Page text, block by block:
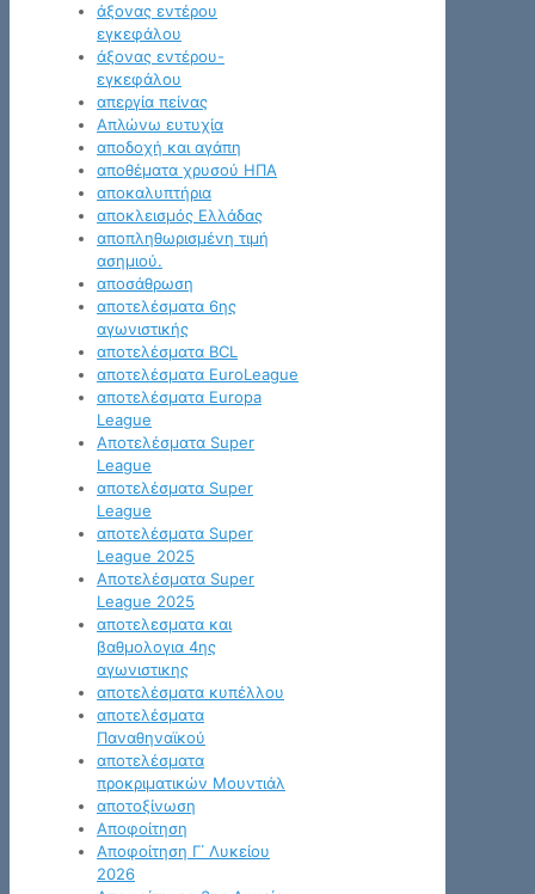
άξονας εντέρου
εγκεφάλου
άξονας εντέρου-
εγκεφάλου
απεργία πείνας
Απλώνω ευτυχία
αποδοχή και αγάπη
αποθέματα χρυσού ΗΠΑ
αποκαλυπτήρια
αποκλεισμός Ελλάδας
αποπληθωρισμένη τιμή
ασημιού.
αποσάθρωση
αποτελέσματα 6ης
αγωνιστικής
αποτελέσματα BCL
αποτελέσματα EuroLeague
αποτελέσματα Europa
League
Αποτελέσματα Super
League
αποτελέσματα Super
League
αποτελέσματα Super
League 2025
Αποτελέσματα Super
League 2025
αποτελεσματα και
βαθμολογια 4ης
αγωνιστικης
αποτελέσματα κυπέλλου
αποτελέσματα
Παναθηναϊκού
αποτελέσματα
προκριματικών Μουντιάλ
αποτοξίνωση
Αποφοίτηση
Αποφοίτηση Γ΄ Λυκείου
2026